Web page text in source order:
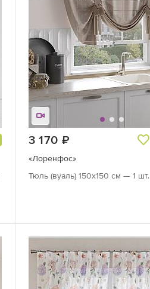
3 170
«Лоренфос»
Тюль (вуаль) 150х150 см — 1 шт.